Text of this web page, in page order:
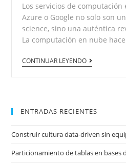
Los servicios de computación
Azure o Google no solo son
science, sino una auténtica
La computación en nube
CONTINUAR LEYENDO
ENTRADAS RECIENTES
Construir cultura data-driven sin
Particionamiento de tablas en bases